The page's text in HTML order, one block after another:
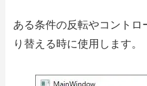
ある条件の反転やコントロ
り替える時に使用します。